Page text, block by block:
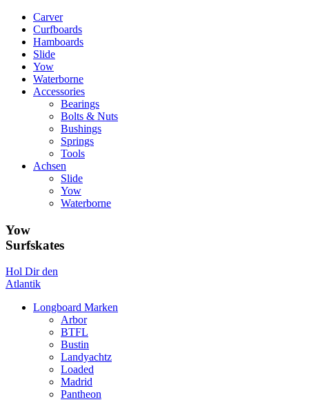
Carver
Curfboards
Hamboards
Slide
Yow
Waterborne
Accessories
Bearings
Bolts & Nuts
Bushings
Springs
Tools
Achsen
Slide
Yow
Waterborne
Yow
Surfskates
Hol Dir den
Atlantik
Longboard Marken
Arbor
BTFL
Bustin
Landyachtz
Loaded
Madrid
Pantheon